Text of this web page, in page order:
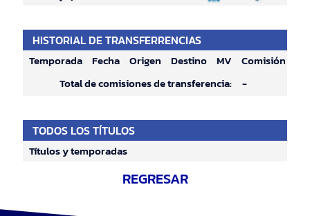
HISTORIAL DE TRANSFERRENCIAS
Temporada Fecha Origen Destino MV
Comisión
Total de comisiones de transferencia:
-
TODOS LOS TÍTULOS
Títulos y temporadas
REGRESAR